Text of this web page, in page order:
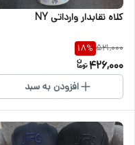
کلاه نقابدار وارداتی NY
521,000
18%
426,000
افزودن به سبد